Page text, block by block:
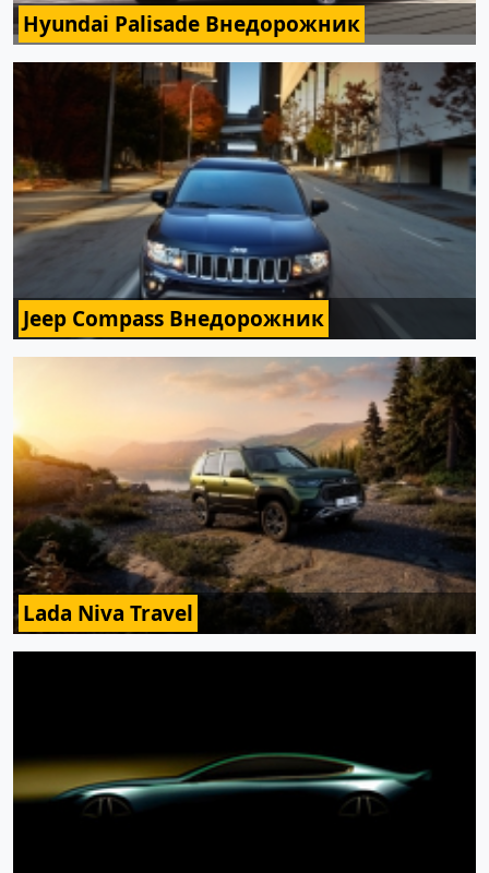
Hyundai Palisade Внедорожник
Jeep Compass Внедорожник
Lada Niva Travel